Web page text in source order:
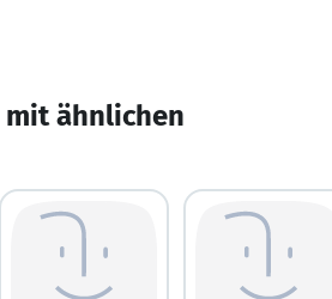
mit ähnlichen